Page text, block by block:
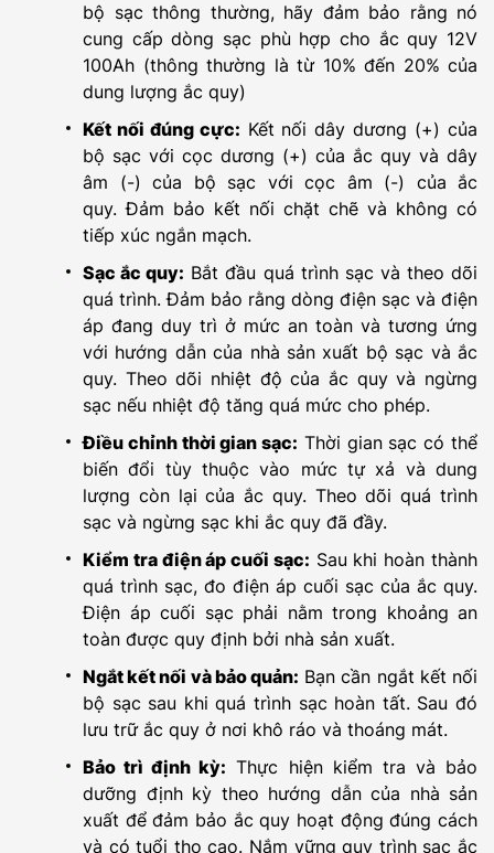
bộ sạc thông thường, hãy đảm bảo rằng nó
cung cấp dòng sạc phù hợp cho ắc quy 12V
100Ah (thông thường là từ 10% đến 20% của
dung lượng ắc quy)
Kết nối đúng cực: Kết nối dây dương (+) của
bộ sạc với cọc dương (+) của ắc quy và dây
âm (-) của bộ sạc với cọc âm (-) của ắc
quy. Đảm bảo kết nối chặt chẽ và không có
tiếp xúc ngắn mạch.
Sạc ắc quy: Bắt đầu quá trình sạc và theo dõi
quá trình. Đảm bảo rằng dòng điện sạc và điện
áp đang duy trì ở mức an toàn và tương ứng
với hướng dẫn của nhà sản xuất bộ sạc và ắc
quy. Theo dõi nhiệt độ của ắc quy và ngừng
sạc nếu nhiệt độ tăng quá mức cho phép.
Điều chỉnh thời gian sạc: Thời gian sạc có thể
biến đổi tùy thuộc vào mức tự xả và dung
lượng còn lại của ắc quy. Theo dõi quá trình
sạc và ngừng sạc khi ắc quy đã đầy.
Kiểm tra điện áp cuối sạc: Sau khi hoàn thành
quá trình sạc, đo điện áp cuối sạc của ắc quy.
Điện áp cuối sạc phải nằm trong khoảng an
toàn được quy định bởi nhà sản xuất.
Ngắt kết nối và bảo quản: Bạn cần ngắt kết nối
bộ sạc sau khi quá trình sạc hoàn tất. Sau đó
lưu trữ ắc quy ở nơi khô ráo và thoáng mát.
Bảo trì định kỳ: Thực hiện kiểm tra và bảo
dưỡng định kỳ theo hướng dẫn của nhà sản
xuất để đảm bảo ắc quy hoạt động đúng cách
và có tuổi thọ cao. Nắm vững quy trình sạc ắc